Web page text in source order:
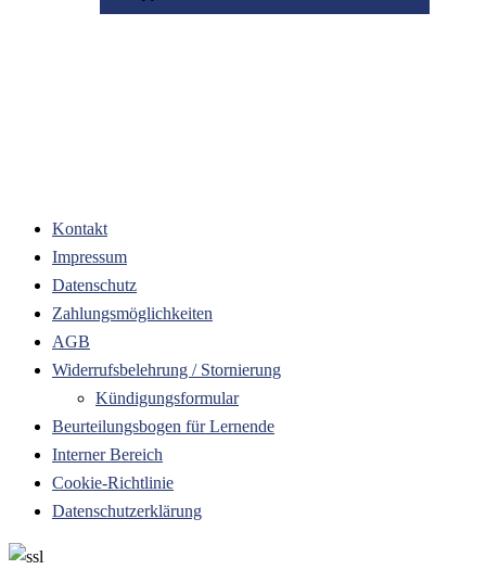
Kontakt
Impressum
Datenschutz
Zahlungsmöglichkeiten
AGB
Widerrufsbelehrung / Stornierung
Kündigungsformular
Beurteilungsbogen für Lernende
Interner Bereich
Cookie-Richtlinie
Datenschutzerklärung